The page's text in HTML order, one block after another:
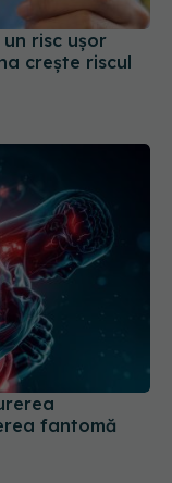
risc uşor
creşte riscul
fantomă